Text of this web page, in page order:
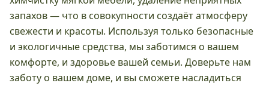
запахов — что в совокупности создаёт атмосферу
свежести и красоты. Используя только безопасные
и экологичные средства, мы заботимся о вашем
комфорте, и здоровье вашей семьи. Доверьте нам
заботу о вашем доме, и вы сможете насладиться